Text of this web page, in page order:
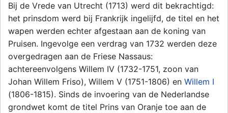
Bij de Vrede van Utrecht (1713) werd dit bekrachtigd:
het prinsdom werd bij Frankrijk ingelijfd, de titel en het
wapen werden echter afgestaan aan de koning van
Pruisen. Ingevolge een verdrag van 1732 werden deze
overgedragen aan de Friese Nassaus:
achtereenvolgens Willem IV (1732-1751, zoon van
Johan Willem Friso), Willem V (1751-1806) en Willem I
(1806-1815). Sinds de invoering van de Nederlandse
grondwet komt de titel Prins van Oranje toe aan de